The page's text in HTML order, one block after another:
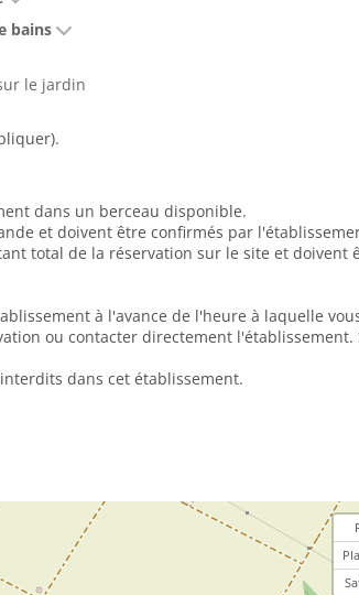
bains
le jardin
dans un berceau disponible.
et doivent être confirmés par
total de la réservation sur le site et
à l'avance de l'heure à laquelle
ou contacter directement
dans cet établissement.